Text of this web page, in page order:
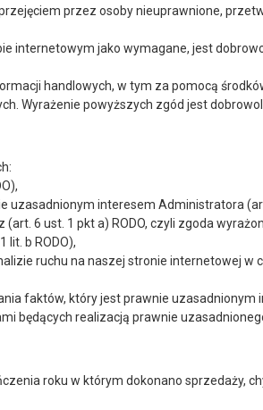
przez osoby nieuprawnione,
internetowym jako wymagane, jest
handlowych, w tym za pomocą
Wyrażenie powyższych zgód jest
uzasadnionym interesem Administratora
6 ust. 1 pkt a) RODO, czyli zgoda
lit. b RODO),
ruchu na naszej stronie internetowej
faktów, który jest prawnie uzasadnionym
będących realizacją prawnie
roku w którym dokonano sprzedaży,